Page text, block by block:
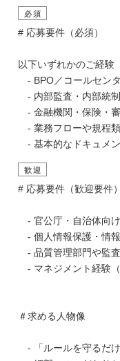
必須
# 応募要件（必須）
以下いずれかのご経験
‐ BPO／コールセン
‐ 内部監査・内部統
‐ 金融機関・保険・
‐ 業務フローや規程
‐ 基本的なドキュメ
歓迎
# 応募要件（歓迎要件）
‐ 官公庁・自治体向
‐ 個人情報保護・情
‐ 品質管理部門や監
‐ マネジメント経験
＃求める人物像
‐ 「ルールを守るだ